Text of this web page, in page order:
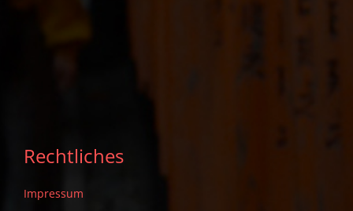
Rechtliches
Impressum